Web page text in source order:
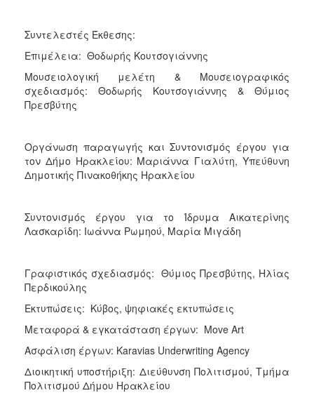
Συντελεστές Έκθεσης:
Επιμέλεια: Θοδωρής Κουτσογιάννης
Μουσειολογική μελέτη & Μουσειογραφικός
σχεδιασμός: Θοδωρής Κουτσογιάννης & Θύμιος
Πρεσβύτης
Οργάνωση παραγωγής και Συντονισμός έργου για
τον Δήμο Ηρακλείου: Μαριάννα Γιαλύτη, Υπεύθυνη
Δημοτικής Πινακοθήκης Ηρακλείου
Συντονισμός έργου για το Ίδρυμα Αικατερίνης
Λασκαρίδη: Ιωάννα Ρωμηού, Μαρία Μιγάδη
Γραφιστικός σχεδιασμός: Θύμιος Πρεσβύτης, Hλίας
Περδικούλης
Εκτυπώσεις: Κύβος, ψηφιακές εκτυπώσεις
Μεταφορά & εγκατάσταση έργων: Move Art
Ασφάλιση έργων: Karavias Underwriting Agency
Διοικητική υποστήριξη: Διεύθυνση Πολιτισμού, Τμήμα
Πολιτισμού Δήμου Ηρακλείου